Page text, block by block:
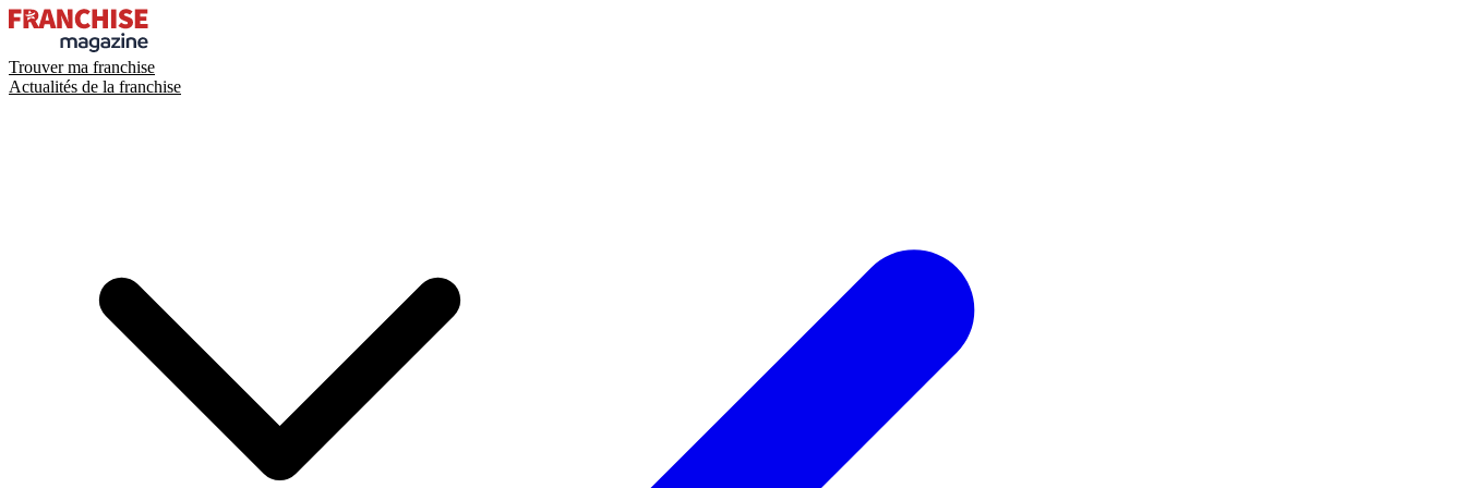
Trouver ma franchise
Actualités de la franchise